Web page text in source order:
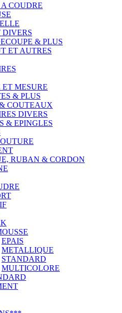
COUDRE
DIVERS
& PLUS
ET AUTRES
MESURE
& PLUS
COUTEAUX
DIVERS
& EPINGLES
RUBAN & CORDON
EPAIS
METALLIQUE
STANDARD
MULTICOLORE